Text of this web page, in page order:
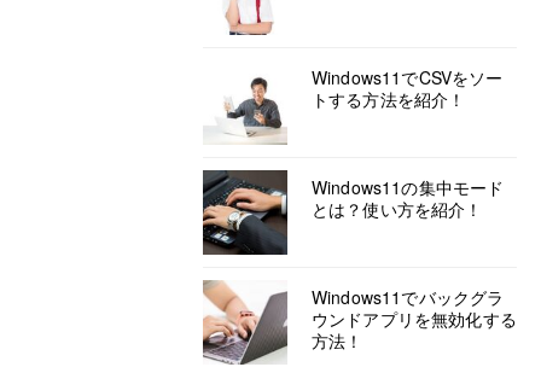
Windows11でCSVをソー
トする方法を紹介！
Windows11の集中モード
とは？使い方を紹介！
Windows11でバックグラ
ウンドアプリを無効化する
方法！